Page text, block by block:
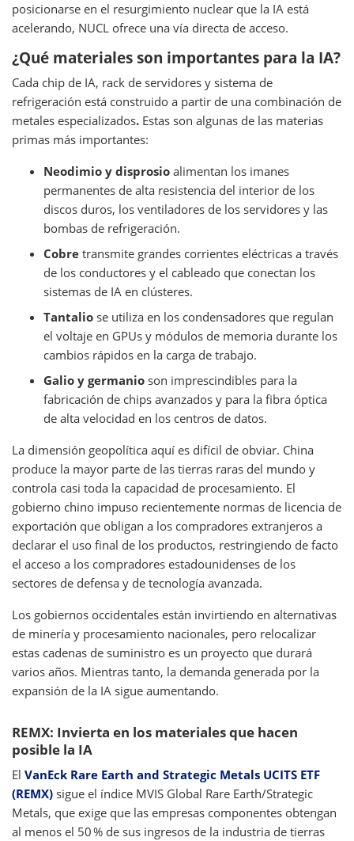
posicionarse en el resurgimiento nuclear que la IA está
acelerando, NUCL ofrece una vía directa de acceso.
¿Qué materiales son importantes para la IA?
Cada chip de IA, rack de servidores y sistema de
refrigeración está construido a partir de una combinación de
metales especializados. Estas son algunas de las materias
primas más importantes:
Neodimio y disprosio alimentan los imanes
permanentes de alta resistencia del interior de los
discos duros, los ventiladores de los servidores y las
bombas de refrigeración.
Cobre transmite grandes corrientes eléctricas a través
de los conductores y el cableado que conectan los
sistemas de IA en clústeres.
Tantalio se utiliza en los condensadores que regulan
el voltaje en GPUs y módulos de memoria durante los
cambios rápidos en la carga de trabajo.
Galio y germanio son imprescindibles para la
fabricación de chips avanzados y para la fibra óptica
de alta velocidad en los centros de datos.
La dimensión geopolítica aquí es difícil de obviar. China
produce la mayor parte de las tierras raras del mundo y
controla casi toda la capacidad de procesamiento. El
gobierno chino impuso recientemente normas de licencia de
exportación que obligan a los compradores extranjeros a
declarar el uso final de los productos, restringiendo de facto
el acceso a los compradores estadounidenses de los
sectores de defensa y de tecnología avanzada.
Los gobiernos occidentales están invirtiendo en alternativas
de minería y procesamiento nacionales, pero relocalizar
estas cadenas de suministro es un proyecto que durará
varios años. Mientras tanto, la demanda generada por la
expansión de la IA sigue aumentando.
REMX: Invierta en los materiales que hacen
posible la IA
El VanEck Rare Earth and Strategic Metals UCITS ETF
(REMX) sigue el índice MVIS Global Rare Earth/Strategic
Metals, que exige que las empresas componentes obtengan
al menos el 50 % de sus ingresos de la industria de tierras